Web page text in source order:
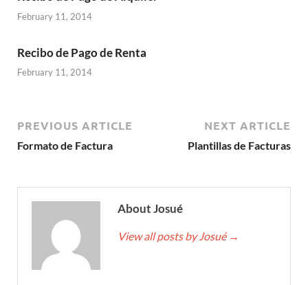
February 11, 2014
Recibo de Pago de Renta
February 11, 2014
PREVIOUS ARTICLE
Formato de Factura
NEXT ARTICLE
Plantillas de Facturas
About Josué
View all posts by Josué →